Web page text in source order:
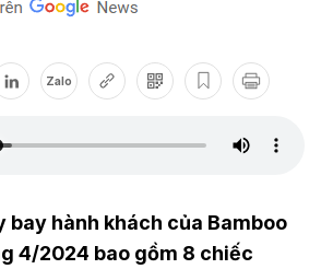
Zalo
bay hành khách của Bamboo
4/2024 bao gồm 8 chiếc